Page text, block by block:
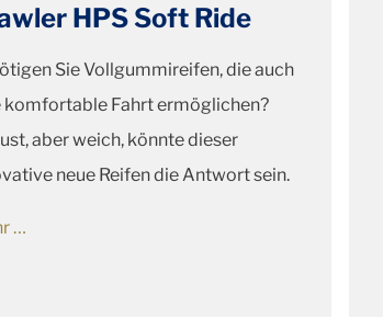
HPS Soft Ride
Sie Vollgummireifen, die auch
komfortable Fahrt ermöglichen?
aber weich, könnte dieser
neue Reifen die Antwort sein.
…